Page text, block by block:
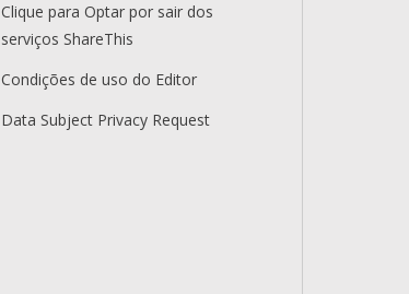
Clique para Optar por sair dos
serviços ShareThis
Condições de uso do Editor
Data Subject Privacy Request